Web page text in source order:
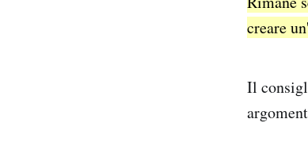
creare
Il